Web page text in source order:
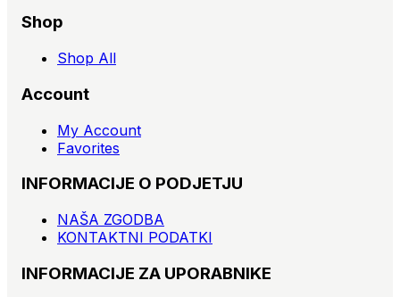
Shop
Shop All
Account
My Account
Favorites
INFORMACIJE O PODJETJU
NAŠA ZGODBA
KONTAKTNI PODATKI
INFORMACIJE ZA UPORABNIKE